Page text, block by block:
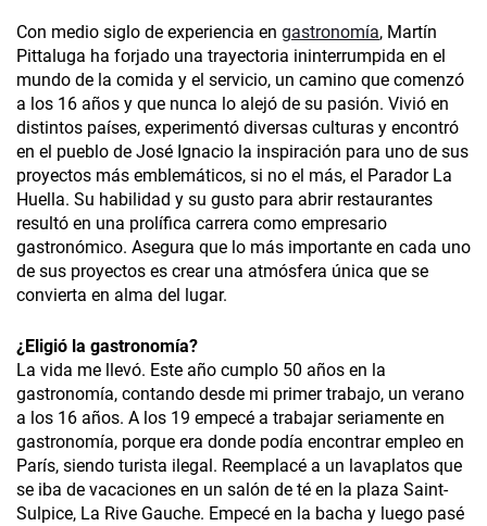
Con medio siglo de experiencia en gastronomía, Martín
Pittaluga ha forjado una trayectoria ininterrumpida en el
mundo de la comida y el servicio, un camino que comenzó
a los 16 años y que nunca lo alejó de su pasión. Vivió en
distintos países, experimentó diversas culturas y encontró
en el pueblo de José Ignacio la inspiración para uno de sus
proyectos más emblemáticos, si no el más, el Parador La
Huella. Su habilidad y su gusto para abrir restaurantes
resultó en una prolífica carrera como empresario
gastronómico. Asegura que lo más importante en cada uno
de sus proyectos es crear una atmósfera única que se
convierta en alma del lugar.
¿Eligió la gastronomía?
La vida me llevó. Este año cumplo 50 años en la
gastronomía, contando desde mi primer trabajo, un verano
a los 16 años. A los 19 empecé a trabajar seriamente en
gastronomía, porque era donde podía encontrar empleo en
París, siendo turista ilegal. Reemplacé a un lavaplatos que
se iba de vacaciones en un salón de té en la plaza Saint-
Sulpice, La Rive Gauche. Empecé en la bacha y luego pasé